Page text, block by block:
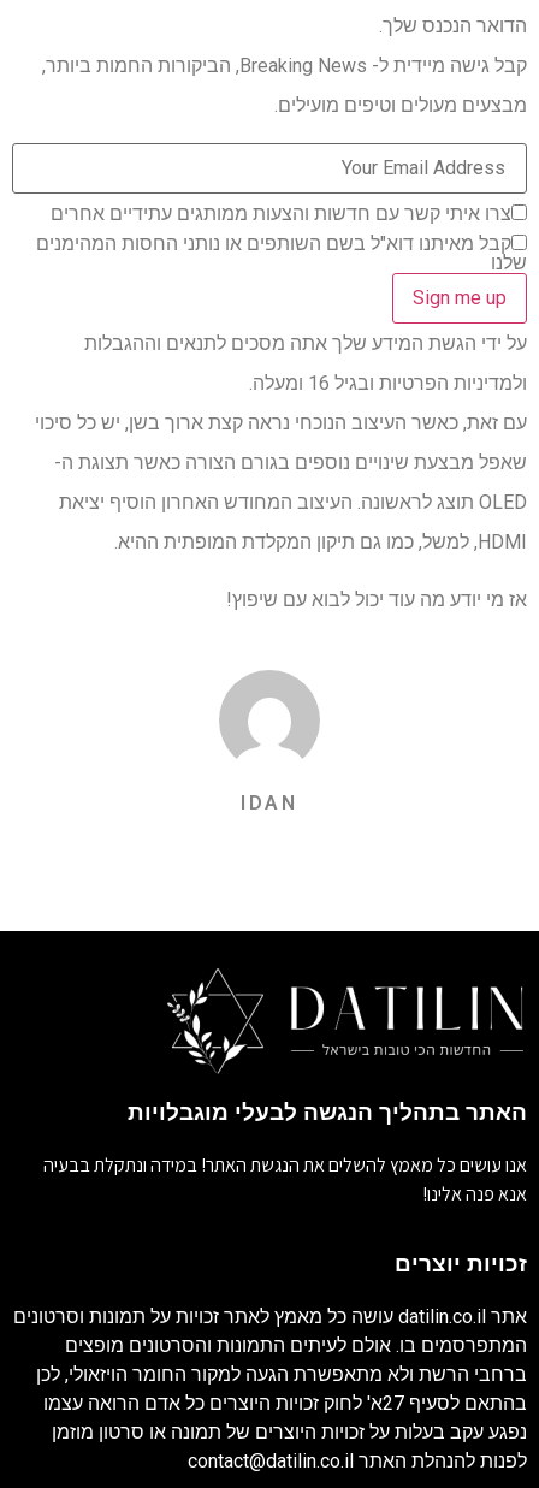
הדואר הנכנס שלך.
קבל גישה מיידית ל- Breaking News, הביקורות החמות ביותר,
מבצעים מעולים וטיפים מועילים.
צרו איתי קשר עם חדשות והצעות ממותגים עתידיים אחרים
קבל מאיתנו דוא"ל בשם השותפים או נותני החסות המהימנים
שלנו
על ידי הגשת המידע שלך אתה מסכים לתנאים וההגבלות
ולמדיניות הפרטיות ובגיל 16 ומעלה.
עם זאת, כאשר העיצוב הנוכחי נראה קצת ארוך בשן, יש כל סיכוי
שאפל מבצעת שינויים נוספים בגורם הצורה כאשר תצוגת ה-
OLED תוצג לראשונה. העיצוב המחודש האחרון הוסיף יציאת
HDMI, למשל, כמו גם תיקון המקלדת המופתית ההיא.
אז מי יודע מה עוד יכול לבוא עם שיפוץ!
IDAN
האתר בתהליך הנגשה לבעלי מוגבלויות
אנו עושים כל מאמץ להשלים את הנגשת האתר! במידה ונתקלת בבעיה
אנא פנה אלינו!
זכויות יוצרים
אתר datilin.co.il עושה כל מאמץ לאתר זכויות על תמונות וסרטונים
המתפרסמים בו. אולם לעיתים התמונות והסרטונים מופצים
ברחבי הרשת ולא מתאפשרת הגעה למקור החומר הויזאולי, לכן
בהתאם לסעיף 27א' לחוק זכויות היוצרים כל אדם הרואה עצמו
נפגע עקב בעלות על זכויות היוצרים של תמונה או סרטון מוזמן
לפנות להנהלת האתר contact@datilin.co.il